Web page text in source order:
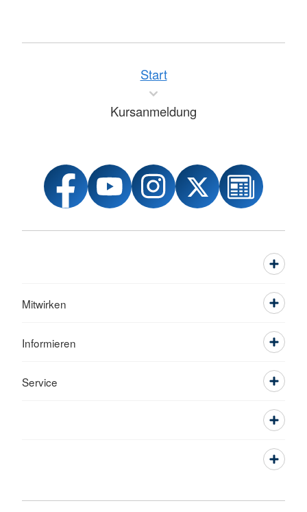
Start
Kursanmeldung
Mitwirken
Informieren
Service